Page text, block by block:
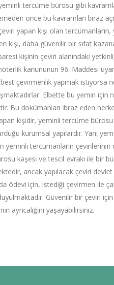
tercüme bürosu gibi
önce bu kavramları biraz
yapan kişi olan
kişi, daha güvenilir bir sıfat
kişinin çeviri alanındaki
kanununun 96. Maddesi
çevirmenlik yapmak istiyorsa
Elbette bu yemin için
Bu dokümanları ibraz eden
kişidir, yeminli tercüme
kurumsal yapılardır. Yani
yeminli tercümanların
kaşesi ve tescil evrakı ile bir
ancak yapılacak çeviri
ödevi için, istediği çevirmen ile
Güvenilir bir çeviri
ayrıcalığını yaşayabilirsiniz.